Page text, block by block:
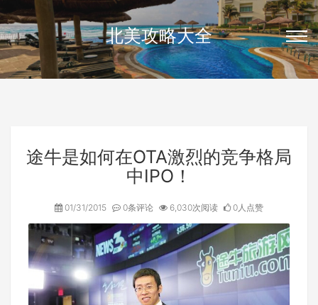
北美攻略大全
途牛是如何在OTA激烈的竞争格局
中IPO！
01/31/2015 0条评论 6,030次阅读 0人点赞